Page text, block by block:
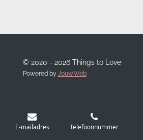
© 2020 - 2026 Things to Love
Powered by JouwWeb
E-mailadres Telefoonnummer